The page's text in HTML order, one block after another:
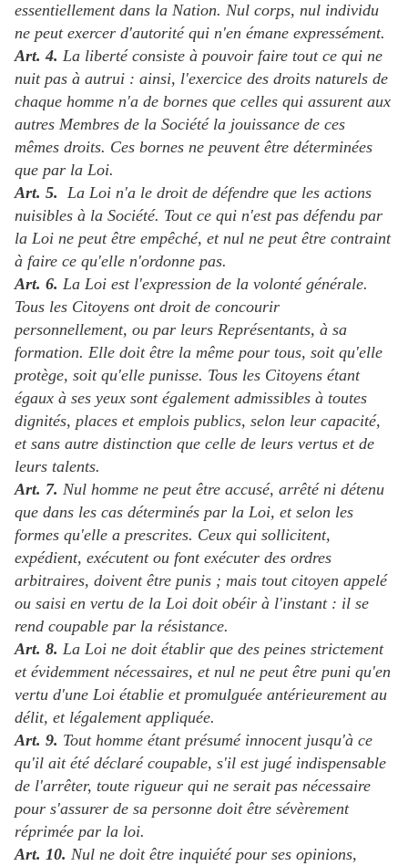
essentiellement dans la Nation. Nul corps, nul individu
ne peut exercer d'autorité qui n'en émane expressément.
Art. 4. La liberté consiste à pouvoir faire tout ce qui ne
nuit pas à autrui : ainsi, l'exercice des droits naturels de
chaque homme n'a de bornes que celles qui assurent aux
autres Membres de la Société la jouissance de ces
mêmes droits. Ces bornes ne peuvent être déterminées
que par la Loi.
Art. 5. La Loi n'a le droit de défendre que les actions
nuisibles à la Société. Tout ce qui n'est pas défendu par
la Loi ne peut être empêché, et nul ne peut être contraint
à faire ce qu'elle n'ordonne pas.
Art. 6. La Loi est l'expression de la volonté générale.
Tous les Citoyens ont droit de concourir
personnellement, ou par leurs Représentants, à sa
formation. Elle doit être la même pour tous, soit qu'elle
protège, soit qu'elle punisse. Tous les Citoyens étant
égaux à ses yeux sont également admissibles à toutes
dignités, places et emplois publics, selon leur capacité,
et sans autre distinction que celle de leurs vertus et de
leurs talents.
Art. 7. Nul homme ne peut être accusé, arrêté ni détenu
que dans les cas déterminés par la Loi, et selon les
formes qu'elle a prescrites. Ceux qui sollicitent,
expédient, exécutent ou font exécuter des ordres
arbitraires, doivent être punis ; mais tout citoyen appelé
ou saisi en vertu de la Loi doit obéir à l'instant : il se
rend coupable par la résistance.
Art. 8. La Loi ne doit établir que des peines strictement
et évidemment nécessaires, et nul ne peut être puni qu'en
vertu d'une Loi établie et promulguée antérieurement au
délit, et légalement appliquée.
Art. 9. Tout homme étant présumé innocent jusqu'à ce
qu'il ait été déclaré coupable, s'il est jugé indispensable
de l'arrêter, toute rigueur qui ne serait pas nécessaire
pour s'assurer de sa personne doit être sévèrement
réprimée par la loi.
Art. 10. Nul ne doit être inquiété pour ses opinions,